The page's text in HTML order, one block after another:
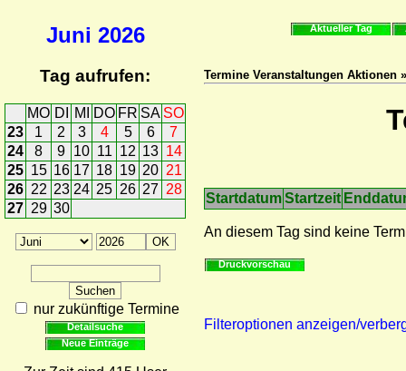
Juni 2026
Tag aufrufen:
MO DI MI DO FR SA SO
23
1 2 3 4 5 6
7
24
8 9 10 11 12 13 14
25 15 16 17 18 19 20 21
26 22 23 24 25 26 27 28
27 29 30
nur zukünftige Termine
Detailsuche
Neue Einträge
Aktueller Tag
Termine Veranstaltungen Aktionen
StartdatumStartzeit
An diesem Tag sind keine
Druckvorschau
Filteroptionen anzeigen/